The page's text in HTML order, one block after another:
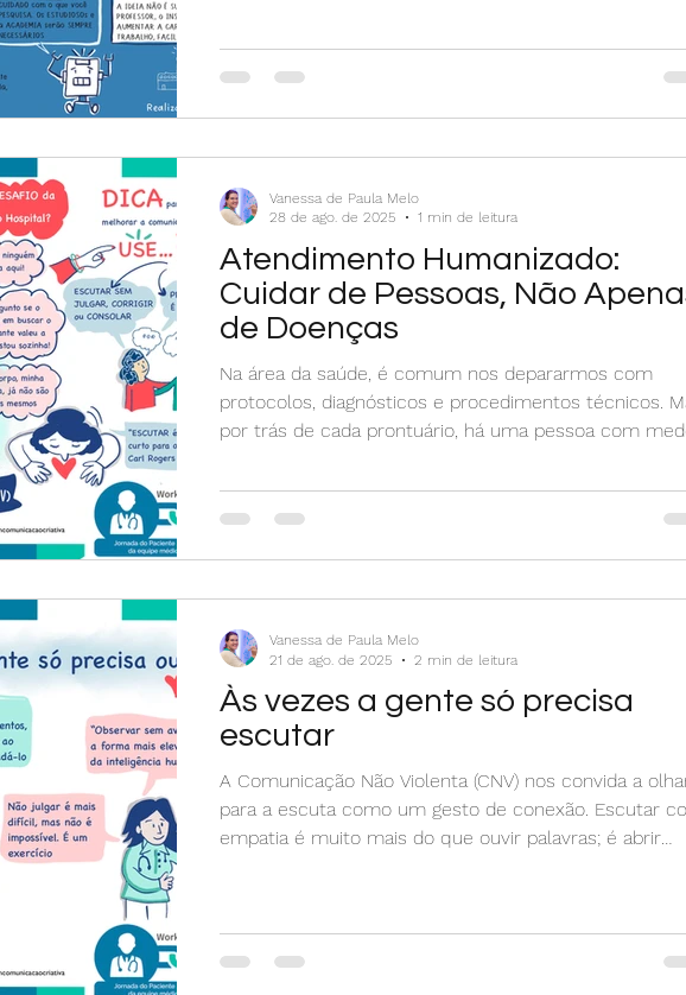
educação brasileira
Atendimento Humanizado:
Cuidar de Pessoas, Não
de Doenças
Na área da saúde, é comum nos depararmos com
protocolos, diagnósticos e procedimentos técnicos.
por trás de cada prontuário, há uma pessoa com
humanizado é cuidar de pessoas e não apenas de
doenças. Cuidar vai além de tratar.
Vanessa de Paula Melo
28 de ago. de 2025
1 min de leitura
Às vezes a gente só precisa
escutar
A Comunicação Não Violenta (CNV) nos convida a
para a escuta como um gesto de conexão. Escutar
empatia é muito mais do que ouvir palavras; é abrir
Vanessa de Paula Melo
21 de ago. de 2025
2 min de leitura